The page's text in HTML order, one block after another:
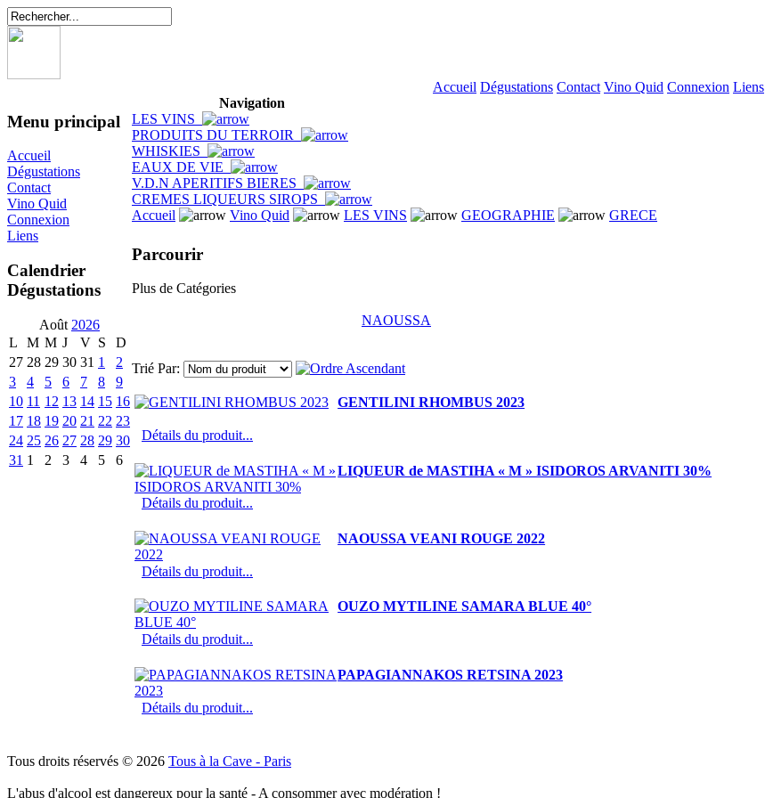
Accueil Dégustations Contact Vino Quid Connexion Liens
Menu principal
Accueil
Dégustations
Contact
Vino Quid
Connexion
Liens
Calendrier
Dégustations
Août 2026
L
M M J V S
D
27 28 29 30 31 1
2
3
4 5 6 7 8
9
10 11 12 13 14 15 16
17 18 19 20 21 22 23
24 25 26 27 28 29 30
31 1 2 3 4 5 6
Navigation
LES VINS
PRODUITS DU TERROIR
WHISKIES
EAUX DE VIE
V.D.N APERITIFS BIERES
CREMES LIQUEURS SIROPS
Accueil
Vino Quid LES VINS GEOGRAPHIE GRECE
Parcourir
Plus de Catégories
NAOUSSA
Trié Par:
GENTILINI RHOMBUS 2023
Détails du produit...
LIQUEUR de MASTIHA « M » ISIDOROS ARVANITI 30%
Détails du produit...
NAOUSSA VEANI ROUGE 2022
Détails du produit...
OUZO MYTILINE SAMARA BLUE 40°
Détails du produit...
PAPAGIANNAKOS RETSINA 2023
Détails du produit...
Tous droits réservés © 2026 Tous à la Cave - Paris
L'abus d'alcool est dangereux pour la santé - A consommer avec modération !